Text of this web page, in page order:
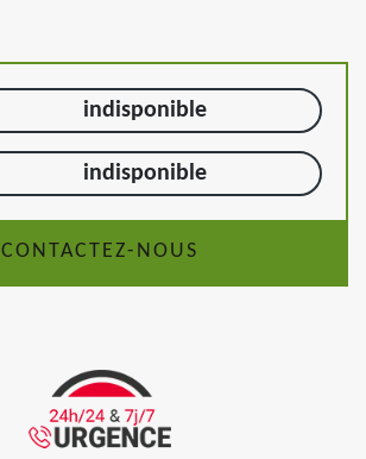
indisponible
indisponible
CONTACTEZ-NOUS